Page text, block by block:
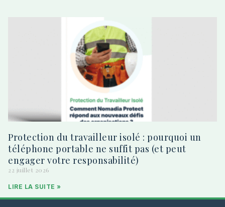
Protection du travailleur isolé : pourquoi un
téléphone portable ne suffit pas (et peut
engager votre responsabilité)
22 juillet 2026
LIRE LA SUITE »